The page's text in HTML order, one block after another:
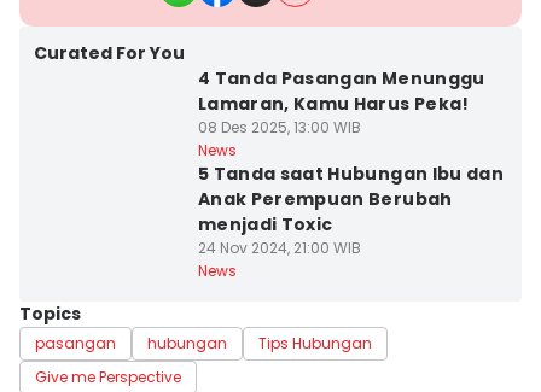
Curated For You
4 Tanda Pasangan Menunggu
Lamaran, Kamu Harus Peka!
08 Des 2025, 13:00 WIB
News
5 Tanda saat Hubungan Ibu dan
Anak Perempuan Berubah
menjadi Toxic
24 Nov 2024, 21:00 WIB
News
Topics
pasangan hubungan
Tips Hubungan
Give me Perspective